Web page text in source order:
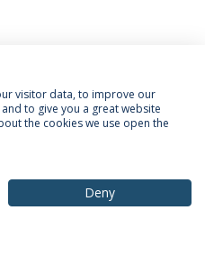
Rights of Data Subjects
Católica Portuguesa
visitor data, to improve our
to give you a great website
the cookies we use open the
Deny